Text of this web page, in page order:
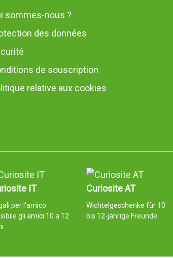
sommes-nous ?
des données
de souscription
relative aux cookies
IT
per l'amico
gli amici 10 a 12
Curiosite AT
Wichtelgeschenke für 10
bis 12-jährige Freunde